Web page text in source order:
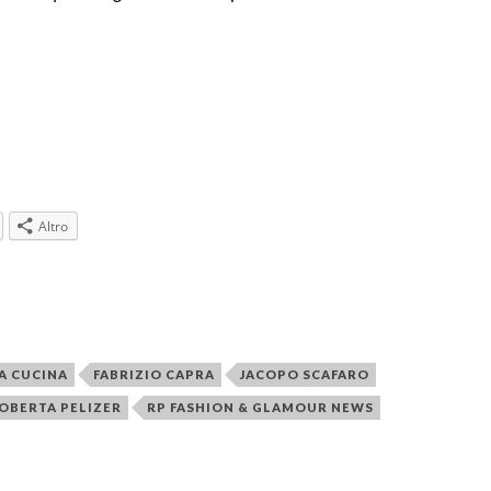
Altro
CUCINA FABRIZIO CAPRA JACOPO SCAFARO
PELIZER RP FASHION & GLAMOUR NEWS